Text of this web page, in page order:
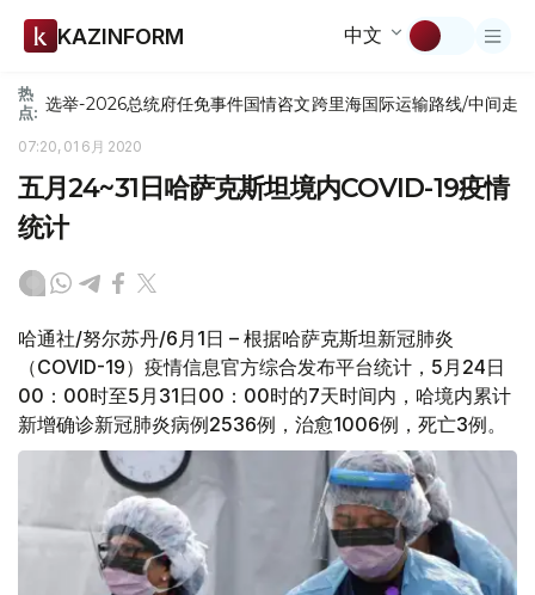
KAZINFORM 中文
热
点: 选举-2026总统府任免事件国情咨文跨里海国际运输路线/中间走廊
07:20, 01 6月 2020
五月24~31日哈萨克斯坦境内COVID-19疫情
统计
哈通社/努尔苏丹/6月1日 – 根据哈萨克斯坦新冠肺炎
（COVID-19）疫情信息官方综合发布平台统计，5月24日
00：00时至5月31日00：00时的7天时间内，哈境内累计
新增确诊新冠肺炎病例2536例，治愈1006例，死亡3例。